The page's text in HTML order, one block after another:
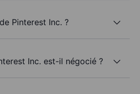
Pinterest Inc. ?
Inc. est-il négocié ?